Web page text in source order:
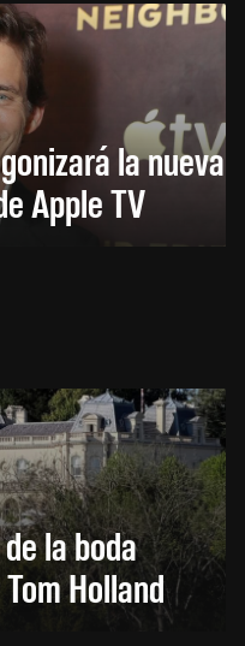
la nueva
Apple TV
la boda
Holland